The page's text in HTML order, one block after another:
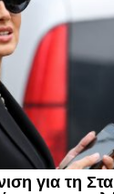
για τη